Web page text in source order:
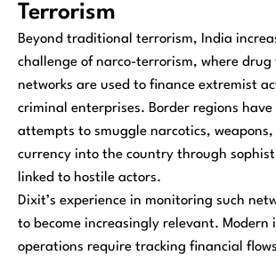
Terrorism
Beyond traditional terrorism, India
challenge of narco-terrorism, where
networks are used to finance extremist
criminal enterprises. Border regions have
attempts to smuggle narcotics,
currency into the country through
linked to hostile actors.
Dixit’s experience in monitoring such
to become increasingly relevant. Modern
operations require tracking financial